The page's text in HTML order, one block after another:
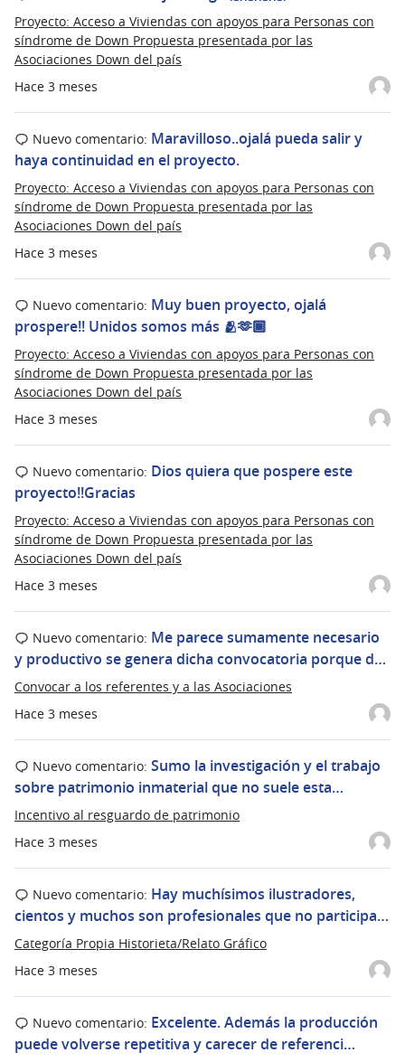
Hace 3 meses
Proyecto: Acceso a Viviendas con apoyos para Personas con
síndrome de Down Propuesta presentada por las
Asociaciones Down del país
Hace 3 meses
Nuevo comentario: Maravilloso..ojalá pueda salir y
haya continuidad en el proyecto.
Proyecto: Acceso a Viviendas con apoyos para Personas con
síndrome de Down Propuesta presentada por las
Asociaciones Down del país
Hace 3 meses
Nuevo comentario: Muy buen proyecto, ojalá
prospere!! Unidos somos más 🫂🫶🏾
Proyecto: Acceso a Viviendas con apoyos para Personas con
síndrome de Down Propuesta presentada por las
Asociaciones Down del país
Hace 3 meses
Nuevo comentario: Dios quiera que pospere este
proyecto!!Gracias
Proyecto: Acceso a Viviendas con apoyos para Personas con
síndrome de Down Propuesta presentada por las
Asociaciones Down del país
Hace 3 meses
Nuevo comentario: Me parece sumamente necesario
y productivo se genera dicha convocatoria porque d…
Convocar a los referentes y a las Asociaciones
Hace 3 meses
Nuevo comentario: Sumo la investigación y el trabajo
sobre patrimonio inmaterial que no suele esta…
Incentivo al resguardo de patrimonio
Hace 3 meses
Nuevo comentario: Hay muchísimos ilustradores,
cientos y muchos son profesionales que no participa…
Categoría Propia Historieta/Relato Gráfico
Nuevo comentario: Excelente. Además la producción
puede volverse repetitiva y carecer de referenci…